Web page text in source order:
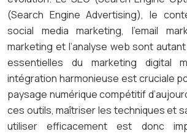
(Search Engine Advertising), le
social media marketing, l’email
marketing et l’analyse web sont
essentielles du marketing digital
intégration harmonieuse est cruciale
paysage numérique compétitif
ces outils, maîtriser les techniques et
utiliser efficacement est donc